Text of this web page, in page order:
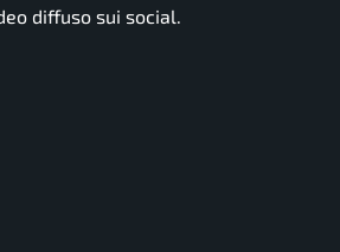
diffuso sui social.